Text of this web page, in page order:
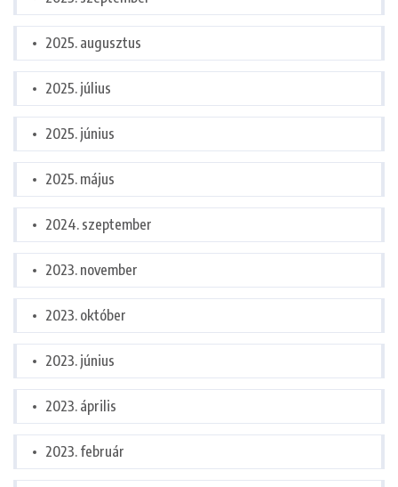
2025. augusztus
2025. július
2025. június
2025. május
2024. szeptember
2023. november
2023. október
2023. június
2023. április
2023. február